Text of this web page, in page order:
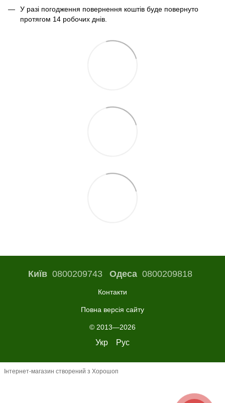
У разі погодження повернення коштів буде повернуто
протягом 14 робочих днів.
Київ0800209743 Одеса0800209818
Контакти
Повна версія сайту
© 2013—2026
Укр Рус
Інтернет-магазин створений з Хорошоп